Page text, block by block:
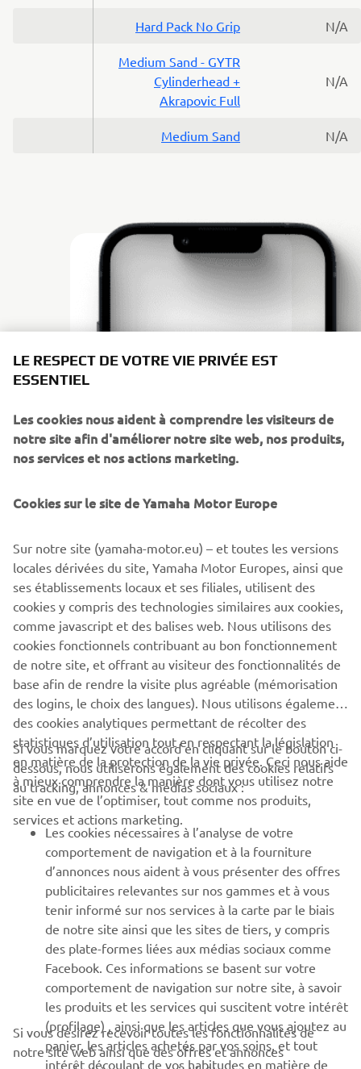
Hard Pack No Grip N/A
Medium Sand - GYTR
Cylinderhead +
Akrapovic Full
N/A
Medium Sand N/A
DOWNLOAD
POWER TUNER
Cliquez sur le lien pour accéder à votre magasin
d'applications préféré.
CORPORATE
BUSINESS
PLUS DE YAMAHA
SOUTIEN
BULLETIN
Soyez le premier à connaître les dernières offres, les événements
spéciaux, les nouveautés et bien plus encore
LE RESPECT DE VOTRE VIE PRIVÉE EST
ESSENTIEL
Les cookies nous aident à comprendre les visiteurs de
notre site afin d'améliorer notre site web, nos produits,
nos services et nos actions marketing.
Cookies sur le site de Yamaha Motor Europe
Sur notre site (yamaha-motor.eu) – et toutes les versions
locales dérivées du site, Yamaha Motor Europes, ainsi que
ses établissements locaux et ses filiales, utilisent des
cookies y compris des technologies similaires aux cookies,
comme javascript et des balises web. Nous utilisons des
cookies fonctionnels contribuant au bon fonctionnement
de notre site, et offrant au visiteur des fonctionnalités de
base afin de rendre la visite plus agréable (mémorisation
des logins, le choix des langues). Nous utilisons également
des cookies analytiques permettant de récolter des
statistiques d’utilisation tout en respectant la législation
en matière de la protection de la vie privée. Ceci nous aide
à mieux comprendre la manière dont vous utilisez notre
site en vue de l’optimiser, tout comme nos produits,
services et actions marketing.
Si vous marquez votre accord en cliquant sur le bouton ci-
dessous, nous utiliserons également des cookies relatifs
au tracking, annonces & médias sociaux :
Les cookies nécessaires à l’analyse de votre
comportement de navigation et à la fourniture
d’annonces nous aident à vous présenter des offres
publicitaires relevantes sur nos gammes et à vous
tenir informé sur nos services à la carte par le biais
de notre site ainsi que les sites de tiers, y compris
des plate-formes liées aux médias sociaux comme
Facebook. Ces informations se basent sur votre
comportement de navigation sur notre site, à savoir
les produits et les services qui suscitent votre intérêt
(profilage) , ainsi que les articles que vous ajoutez au
panier, les articles achetés par vos soins, et tout
intérêt découlant de vos habitudes en matière de
Si vous désirez recevoir toutes les fonctionnalités de
notre site web ainsi que des offres et annonces